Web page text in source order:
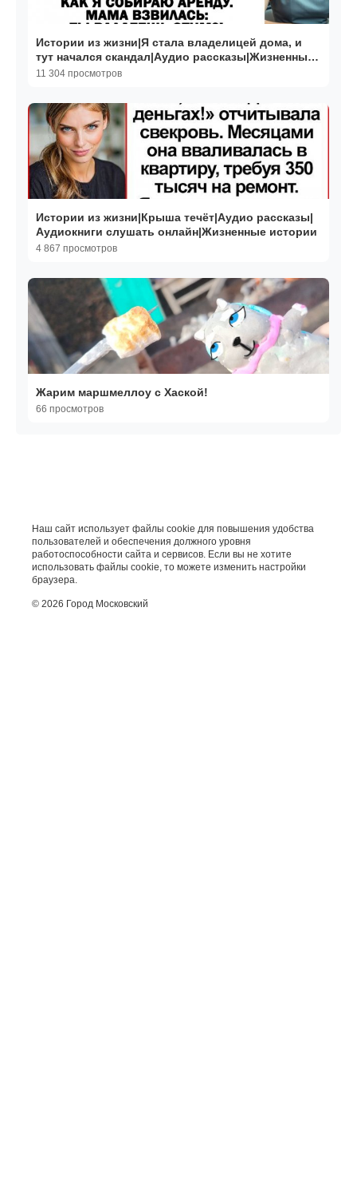
Истории из жизни|Я стала владелицей дома, и
тут начался скандал|Аудио рассказы|Жизненные
истории
11 304 просмотров
Истории из жизни|Крыша течёт|Аудио рассказы|
Аудиокниги слушать онлайн|Жизненные истории
4 867 просмотров
Жарим маршмеллоу с Хаской!
66 просмотров
Наш сайт использует файлы cookie для повышения удобства
пользователей и обеспечения должного уровня
работоспособности сайта и сервисов. Если вы не хотите
использовать файлы cookie, то можете изменить настройки
браузера.
© 2026 Город Московский